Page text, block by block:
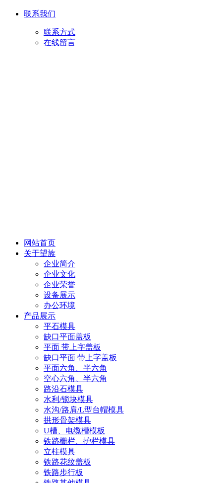
联系我们
联系方式
在线留言
网站首页
关于望族
企业简介
企业文化
企业荣誉
设备展示
办公环境
产品展示
平石模具
缺口平面盖板
平面 带上字盖板
缺口平面 带上字盖板
平面六角、半六角
空心六角、半六角
路沿石模具
水利/锁块模具
水沟/路肩/L型台帽模具
拱形骨架模具
U槽、电缆槽模板
铁路栅栏、护栏模具
立柱模具
铁路花纹盖板
铁路步行板